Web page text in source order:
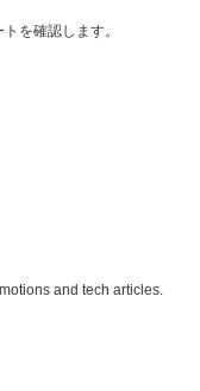
を確認します。
and tech articles.